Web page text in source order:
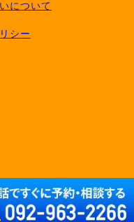
について
シー